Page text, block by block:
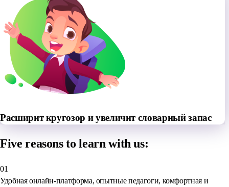
Расширит кругозор и увеличит словарный запас
Five reasons to learn with us:
01
Удобная онлайн-платформа, опытные педагоги, комфортная и